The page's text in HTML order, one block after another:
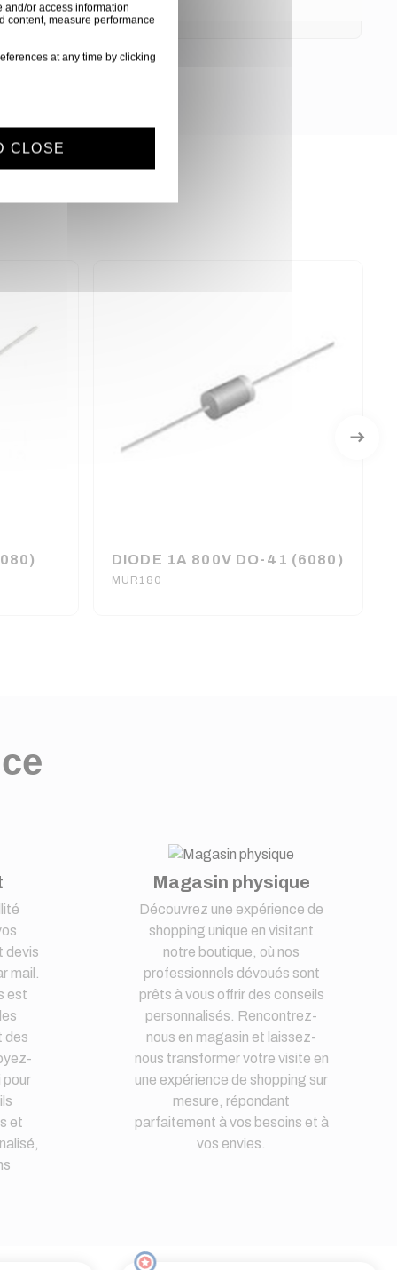
DIODE 1A 800V DO-41 (6080)
MUR180
devis
mail.
est
des
pour
et
Magasin physique
Découvrez une expérience de
shopping unique en visitant
notre boutique, où nos
professionnels dévoués sont
prêts à vous offrir des conseils
personnalisés. Rencontrez-
nous en magasin et laissez-
nous transformer votre visite en
une expérience de shopping sur
mesure, répondant
parfaitement à vos besoins et à
vos envies.
and/or access information
content, measure performance
at any time by clicking
CLOSE